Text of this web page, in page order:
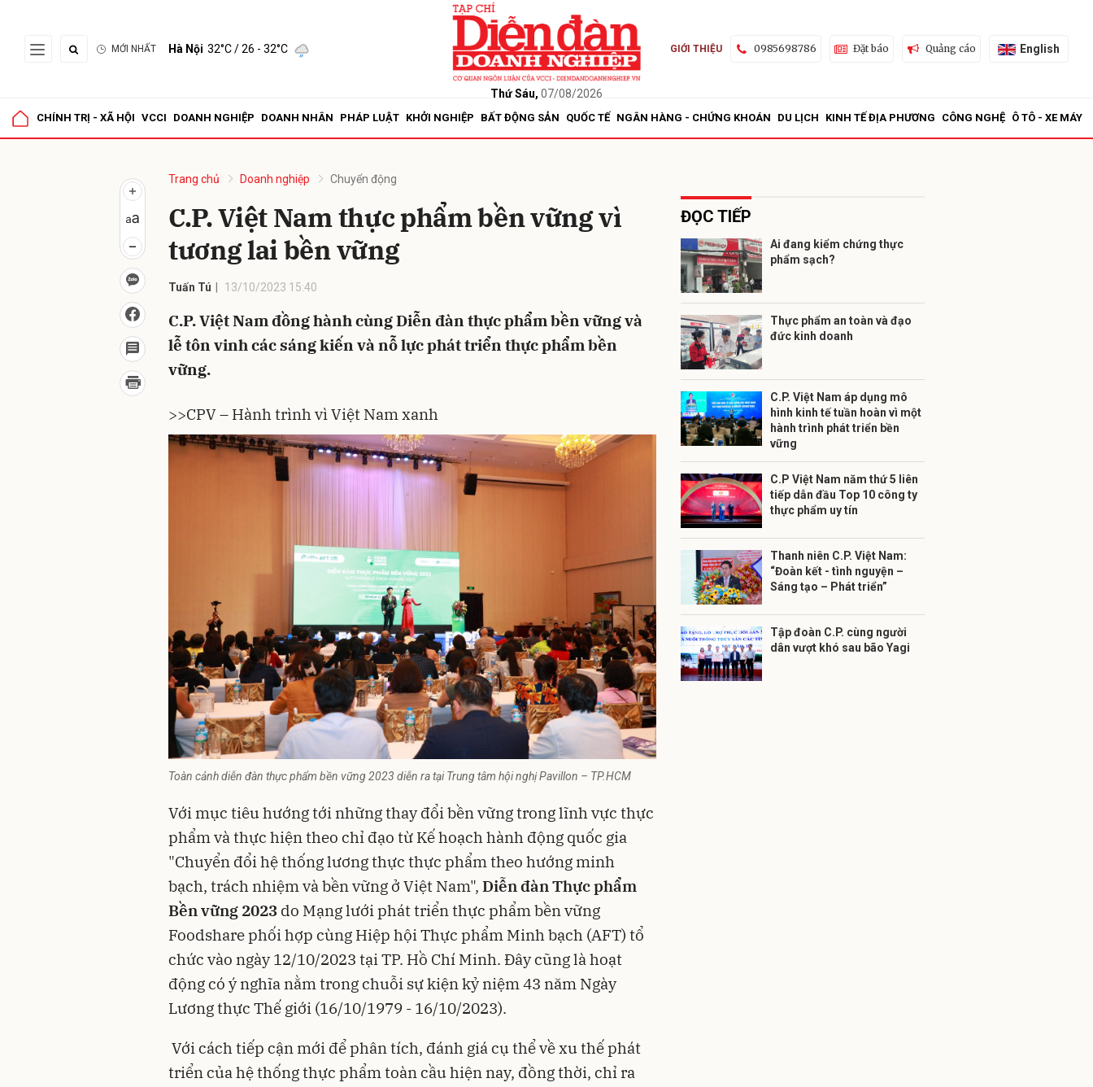
MỚI NHẤT Hà Nội 32°C/ 26 - 32°C
Thứ Sáu, 07/08/2026
GIỚI THIỆU 0985698786 Đặt báo Quảng cáo English
CHÍNH TRỊ - XÃ HỘI VCCI DOANH NGHIỆP DOANH NHÂN PHÁP LUẬT KHỞI NGHIỆP BẤT ĐỘNG SẢN QUỐC TẾ NGÂN HÀNG - CHỨNG KHOÁN DU LỊCH KINH TẾ ĐỊA PHƯƠNG CÔNG NGHỆ Ô TÔ - XE MÁY
Trang chủ Doanh nghiệp Chuyển động
C.P. Việt Nam thực phẩm bền vững vì
tương lai bền vững
Tuấn Tú 13/10/2023 15:40
C.P. Việt Nam đồng hành cùng Diễn đàn thực phẩm bền vững và
lễ tôn vinh các sáng kiến và nỗ lực phát triển thực phẩm bền
vững.
>>CPV – Hành trình vì Việt Nam xanh
Toàn cảnh diễn đàn thực phẩm bền vững 2023 diễn ra tại Trung tâm hội nghị Pavillon – TP.HCM
Với mục tiêu hướng tới những thay đổi bền vững trong lĩnh vực thực
phẩm và thực hiện theo chỉ đạo từ Kế hoạch hành động quốc gia
"Chuyển đổi hệ thống lương thực thực phẩm theo hướng minh
bạch, trách nhiệm và bền vững ở Việt Nam", Diễn đàn Thực phẩm
Bền vững 2023 do Mạng lưới phát triển thực phẩm bền vững
Foodshare phối hợp cùng Hiệp hội Thực phẩm Minh bạch (AFT) tổ
chức vào ngày 12/10/2023 tại TP. Hồ Chí Minh. Đây cũng là hoạt
động có ý nghĩa nằm trong chuỗi sự kiện kỷ niệm 43 năm Ngày
Lương thực Thế giới (16/10/1979 - 16/10/2023).
Với cách tiếp cận mới để phân tích, đánh giá cụ thể về xu thế phát
triển của hệ thống thực phẩm toàn cầu hiện nay, đồng thời, chỉ ra
ĐỌC TIẾP
Ai đang kiểm chứng thực
phẩm sạch?
Thực phẩm an toàn và đạo
đức kinh doanh
C.P. Việt Nam áp dụng mô
hình kinh tế tuần hoàn vì một
hành trình phát triển bền
vững
C.P Việt Nam năm thứ 5 liên
tiếp dẫn đầu Top 10 công ty
thực phẩm uy tín
Thanh niên C.P. Việt Nam:
“Đoàn kết - tình nguyện –
Sáng tạo – Phát triển”
Tập đoàn C.P. cùng người
dân vượt khó sau bão Yagi
Gửi